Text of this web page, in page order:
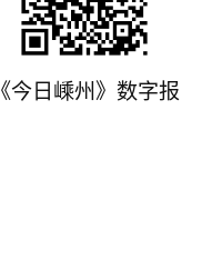
《今日嵊州》数字报